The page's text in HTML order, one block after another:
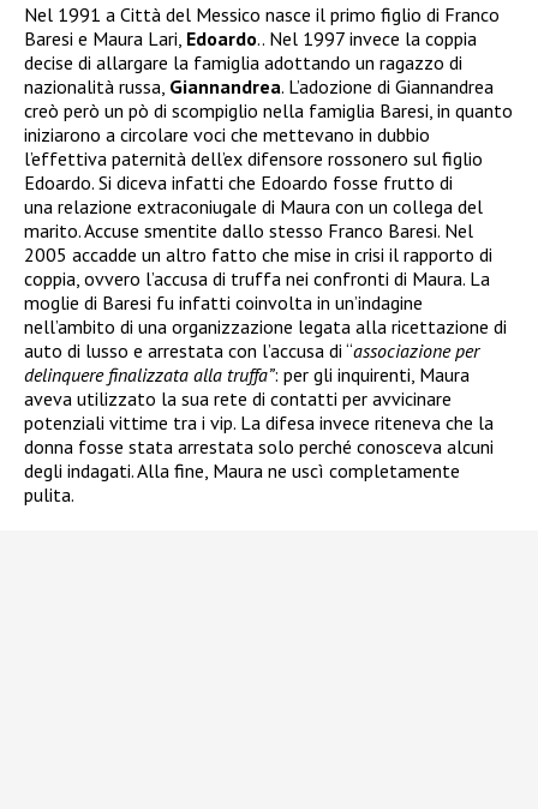
Nel 1991 a Città del Messico nasce il primo figlio di Franco
Baresi e Maura Lari, Edoardo.. Nel 1997 invece la coppia
decise di allargare la famiglia adottando un ragazzo di
nazionalità russa, Giannandrea. L’adozione di Giannandrea
creò però un pò di scompiglio nella famiglia Baresi, in quanto
iniziarono a circolare voci che mettevano in dubbio
l’effettiva paternità dell’ex difensore rossonero sul figlio
Edoardo. Si diceva infatti che Edoardo fosse frutto di
una relazione extraconiugale di Maura con un collega del
marito. Accuse smentite dallo stesso Franco Baresi. Nel
2005 accadde un altro fatto che mise in crisi il rapporto di
coppia, ovvero l’accusa di truffa nei confronti di Maura. La
moglie di Baresi fu infatti coinvolta in un’indagine
nell’ambito di una organizzazione legata alla ricettazione di
auto di lusso e arrestata con l’accusa di “associazione per
delinquere finalizzata alla truffa”: per gli inquirenti, Maura
aveva utilizzato la sua rete di contatti per avvicinare
potenziali vittime tra i vip. La difesa invece riteneva che la
donna fosse stata arrestata solo perché conosceva alcuni
degli indagati. Alla fine, Maura ne uscì completamente
pulita.